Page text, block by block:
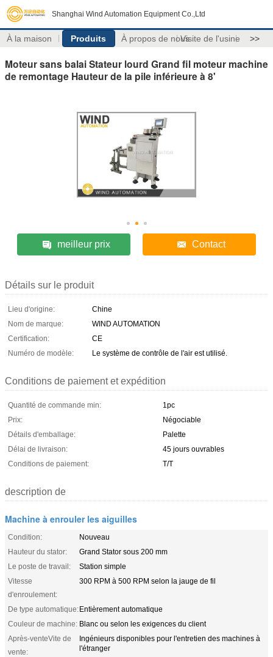
Shanghai Wind Automation Equipment Co.,Ltd
À la maison Produits À propos de nousVisite de l'usine >>
Moteur sans balai Stateur lourd Grand fil moteur machine
de remontage Hauteur de la pile inférieure à 8'
meilleur prix Contact
Détails sur le produit
Lieu d'origine:
Chine
Nom de marque:
WIND AUTOMATION
Certification:
CE
Numéro de modèle:
Le système de contrôle de l'air est utilisé.
Conditions de paiement et expédition
Quantité de commande min:
1pc
Prix:
Négociable
Détails d'emballage:
Palette
Délai de livraison:
45 jours ouvrables
Conditions de paiement:
T/T
description de
Machine à enrouler les aiguilles
Condition:
Nouveau
Hauteur du stator:
Grand Stator sous 200 mm
Le poste de travail:
Station simple
Vitesse
d'enroulement:
300 RPM à 500 RPM selon la jauge de fil
De type automatique:Entièrement automatique
Couleur de machine: Blanc ou selon les exigences du client
Après-venteVite de
vente:
Ingénieurs disponibles pour l'entretien des machines à
l'étranger